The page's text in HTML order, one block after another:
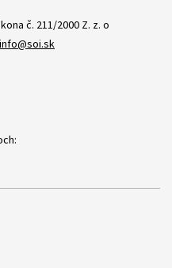
č. 211/2000 Z. z. o
info@soi.sk